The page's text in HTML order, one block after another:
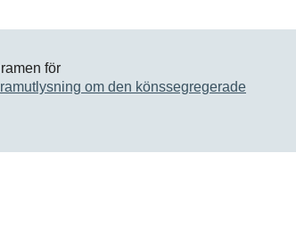
för
om den könssegregerade